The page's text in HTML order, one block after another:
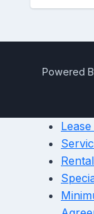
Powered